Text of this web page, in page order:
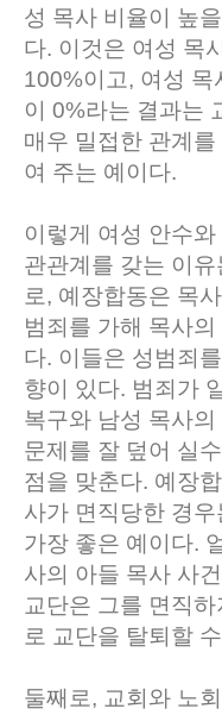
성 목사 비율이 높
다. 이것은 여성 목
100%이고, 여성 목
이 0%라는 결과는
매우 밀접한 관계
여 주는 예이다.
이렇게 여성 안수
관관계를 갖는 이
로, 예장합동은 목
범죄를 가해 목사의
다. 이들은 성범죄
향이 있다. 범죄가
복구와 남성 목사의
문제를 잘 덮어 실
점을 맞춘다. 예장
사가 면직당한 경
가장 좋은 예이다.
사의 아들 목사 사
교단은 그를 면직
로 교단을 탈퇴할
둘째로, 교회와 노